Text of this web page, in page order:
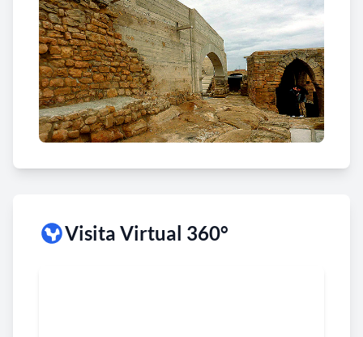
Visita Virtual 360°